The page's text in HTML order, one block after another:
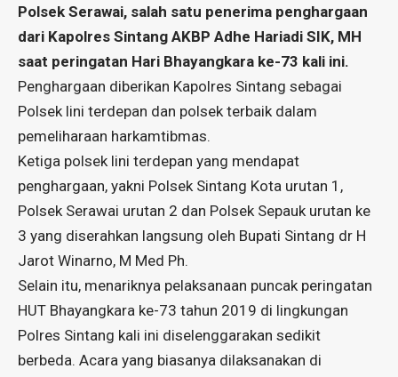
Polsek Serawai, salah satu penerima penghargaan
dari Kapolres Sintang AKBP Adhe Hariadi SIK, MH
saat peringatan Hari Bhayangkara ke-73 kali ini.
Penghargaan diberikan Kapolres Sintang sebagai
Polsek lini terdepan dan polsek terbaik dalam
pemeliharaan harkamtibmas.
Ketiga polsek lini terdepan yang mendapat
penghargaan, yakni Polsek Sintang Kota urutan 1,
Polsek Serawai urutan 2 dan Polsek Sepauk urutan ke
3 yang diserahkan langsung oleh Bupati Sintang dr H
Jarot Winarno, M Med Ph.
Selain itu, menariknya pelaksanaan puncak peringatan
HUT Bhayangkara ke-73 tahun 2019 di lingkungan
Polres Sintang kali ini diselenggarakan sedikit
berbeda. Acara yang biasanya dilaksanakan di